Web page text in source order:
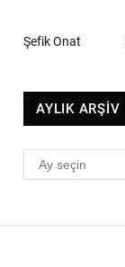
Şefik Onat
AYLIK ARŞİV
AYLIK
ARŞİV